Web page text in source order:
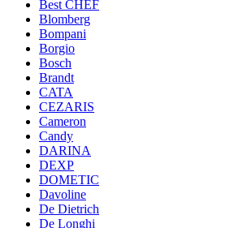
Best CHEF
Blomberg
Bompani
Borgio
Bosch
Brandt
CATA
CEZARIS
Cameron
Candy
DARINA
DEXP
DOMETIC
Davoline
De Dietrich
De Longhi